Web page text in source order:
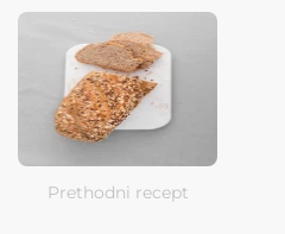
Prethodni recept